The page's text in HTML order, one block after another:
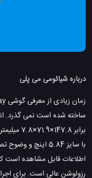
درباره شیائومی می پلی
برابر
اطلاعات قابل مشاهده است